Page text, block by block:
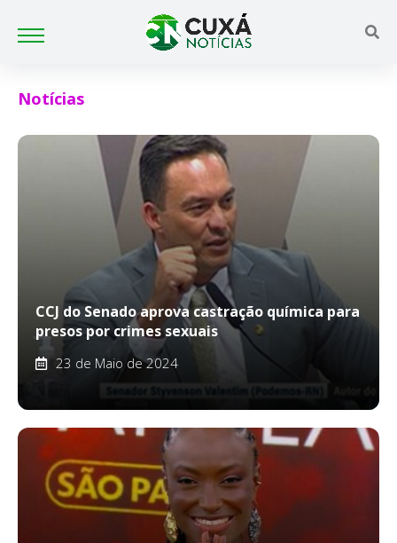
Notícias
CCJ do Senado aprova castração química para
presos por crimes sexuais
23 de Maio de 2024